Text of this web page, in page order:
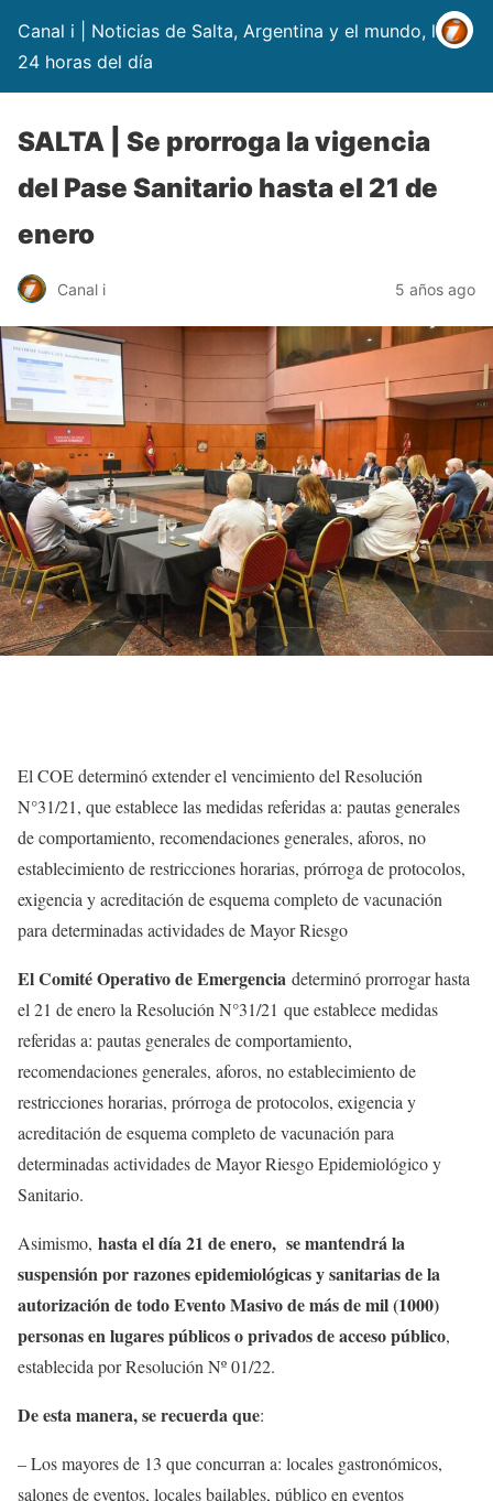
Canal i | Noticias de Salta, Argentina y el mundo, las
24 horas del día
SALTA | Se prorroga la vigencia
del Pase Sanitario hasta el 21 de
enero
Canal i 5 años ago
El COE determinó extender el vencimiento del Resolución
N°31/21, que establece las medidas referidas a: pautas generales
de comportamiento, recomendaciones generales, aforos, no
establecimiento de restricciones horarias, prórroga de protocolos,
exigencia y acreditación de esquema completo de vacunación
para determinadas actividades de Mayor Riesgo
El Comité Operativo de Emergencia determinó prorrogar hasta
el 21 de enero la Resolución N°31/21 que establece medidas
referidas a: pautas generales de comportamiento,
recomendaciones generales, aforos, no establecimiento de
restricciones horarias, prórroga de protocolos, exigencia y
acreditación de esquema completo de vacunación para
determinadas actividades de Mayor Riesgo Epidemiológico y
Sanitario.
Asimismo, hasta el día 21 de enero, se mantendrá la
suspensión por razones epidemiológicas y sanitarias de la
autorización de todo Evento Masivo de más de mil (1000)
personas en lugares públicos o privados de acceso público,
establecida por Resolución Nº 01/22.
De esta manera, se recuerda que:
– Los mayores de 13 que concurran a: locales gastronómicos,
salones de eventos, locales bailables, público en eventos